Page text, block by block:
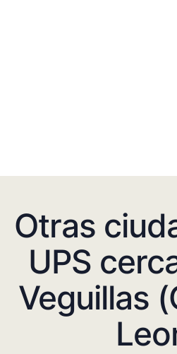
Otras
UPS
Veguillas